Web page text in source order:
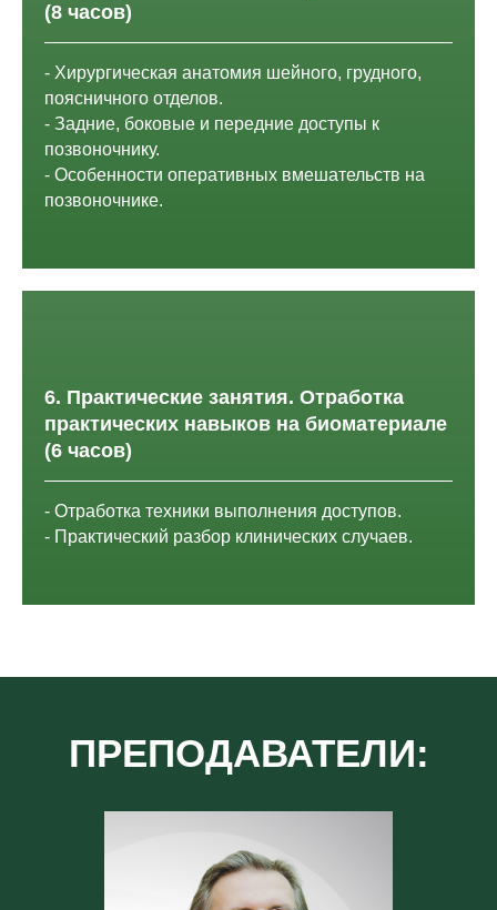
(8 часов)
- Хирургическая анатомия шейного, грудного,
поясничного отделов.
- Задние, боковые и передние доступы к
позвоночнику.
- Особенности оперативных вмешательств на
позвоночнике.
6. Практические занятия. Отработка
практических навыков на биоматериале
(6 часов)
- Отработка техники выполнения доступов.
- Практический разбор клинических случаев.
ПРЕПОДАВАТЕЛИ: